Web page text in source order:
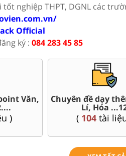
tốt nghiệp THPT, DGNL các
Official
ký : 084 283 45 85
tốt nghiệp
form 2025
liệu )
100+ đề thi
Hà Nội,
(84 tài